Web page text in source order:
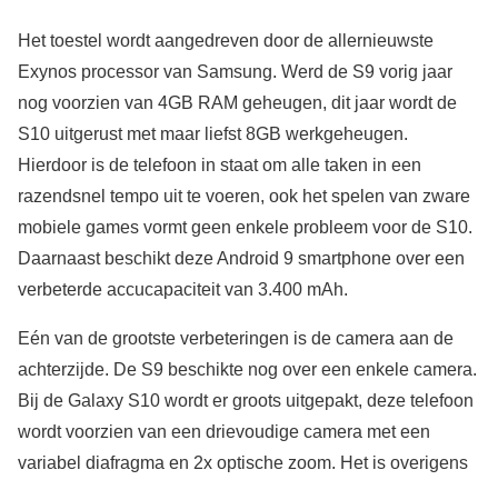
Het toestel wordt aangedreven door de allernieuwste
Exynos processor van Samsung. Werd de S9 vorig jaar
nog voorzien van 4GB RAM geheugen, dit jaar wordt de
S10 uitgerust met maar liefst 8GB werkgeheugen.
Hierdoor is de telefoon in staat om alle taken in een
razendsnel tempo uit te voeren, ook het spelen van zware
mobiele games vormt geen enkele probleem voor de S10.
Daarnaast beschikt deze Android 9 smartphone over een
verbeterde accucapaciteit van 3.400 mAh.
Eén van de grootste verbeteringen is de camera aan de
achterzijde. De S9 beschikte nog over een enkele camera.
Bij de Galaxy S10 wordt er groots uitgepakt, deze telefoon
wordt voorzien van een drievoudige camera met een
variabel diafragma en 2x optische zoom. Het is overigens